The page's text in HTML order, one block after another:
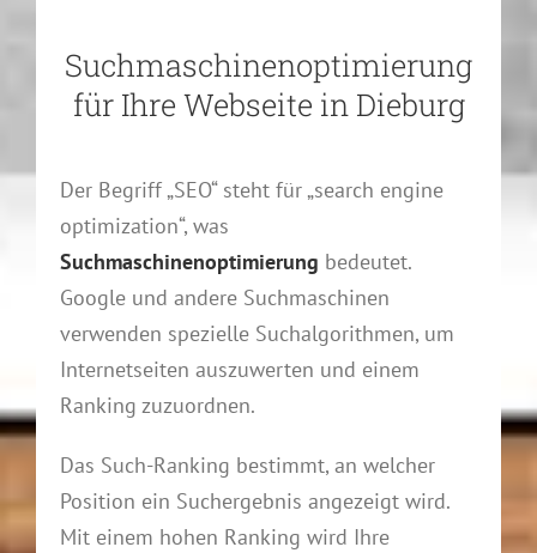
Suchmaschinenoptimierung
für Ihre Webseite in Dieburg
Der Begriff „SEO“ steht für „search engine
optimization“, was
Suchmaschinenoptimierung bedeutet.
Google und andere Suchmaschinen
verwenden spezielle Suchalgorithmen, um
Internetseiten auszuwerten und einem
Ranking zuzuordnen.
Das Such-Ranking bestimmt, an welcher
Position ein Suchergebnis angezeigt wird.
Mit einem hohen Ranking wird Ihre